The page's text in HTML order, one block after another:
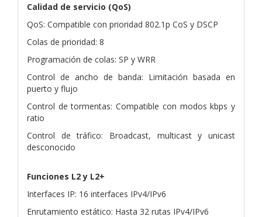
Calidad de servicio (QoS)
QoS: Compatible con prioridad 802.1p CoS y DSCP
Colas de prioridad: 8
Programación de colas: SP y WRR
Control de ancho de banda: Limitación basada en
puerto y flujo
Control de tormentas: Compatible con modos kbps y
ratio
Control de tráfico: Broadcast, multicast y unicast
desconocido
Funciones L2 y L2+
Interfaces IP: 16 interfaces IPv4/IPv6
Enrutamiento estático: Hasta 32 rutas IPv4/IPv6